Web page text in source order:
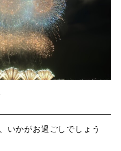
いかがお過ごしでしょう